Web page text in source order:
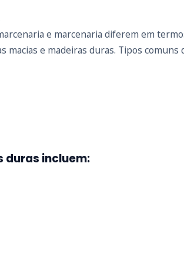
e marcenaria diferem em
macias e madeiras duras. Tipos comuns
duras incluem: